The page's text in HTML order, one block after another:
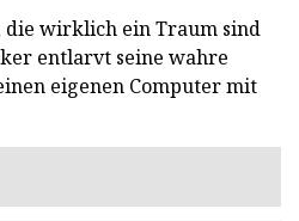
die wirklich ein Traum sind
entlarvt seine wahre
eigenen Computer mit